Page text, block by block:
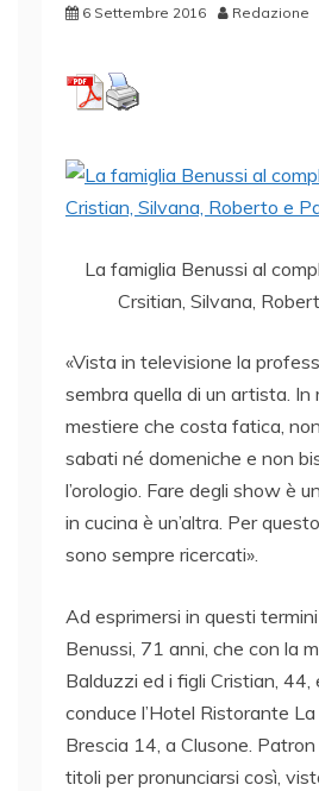
6 Settembre 2016 Redazione
La famiglia Benussi al
Crsitian, Silvana,
«Vista in televisione la
sembra quella di un artista. In
mestiere che costa fatica,
sabati né domeniche e non
l’orologio. Fare degli show è
in cucina è un’altra. Per
sono sempre ricercati».
Ad esprimersi in questi
Benussi, 71 anni, che con la
Balduzzi ed i figli Cristian, 44,
conduce l’Hotel Ristorante
Brescia 14, a Clusone.
titoli per pronunciarsi così,